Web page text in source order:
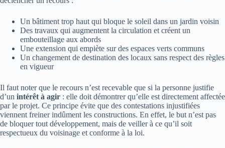
Un bâtiment trop haut qui bloque le soleil dans un jardin voisin
Des travaux qui augmentent la circulation et créent un
embouteillage aux abords
Une extension qui empiète sur des espaces verts communs
Un changement de destination des locaux sans respect des règles
en vigueur
Il faut noter que le recours n’est recevable que si la personne justifie
d’un intérêt à agir : elle doit démontrer qu’elle est directement affectée
par le projet. Ce principe évite que des contestations injustifiées
viennent freiner indûment les constructions. En effet, le but n’est pas
de bloquer tout développement, mais de veiller à ce qu’il soit
respectueux du voisinage et conforme à la loi.